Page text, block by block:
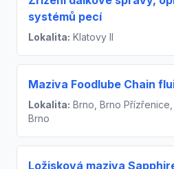
systémů pecí
Lokalita: Klatovy II
Maziva Foodlube Chain
Lokalita: Brno, Brno
Brno
Ložisková maziva